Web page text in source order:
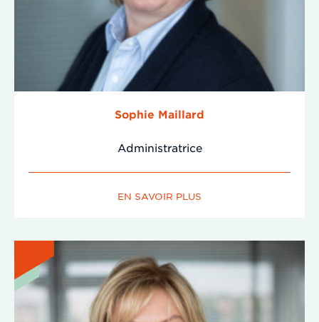
Sophie Maillard
Administratrice
EN SAVOIR PLUS